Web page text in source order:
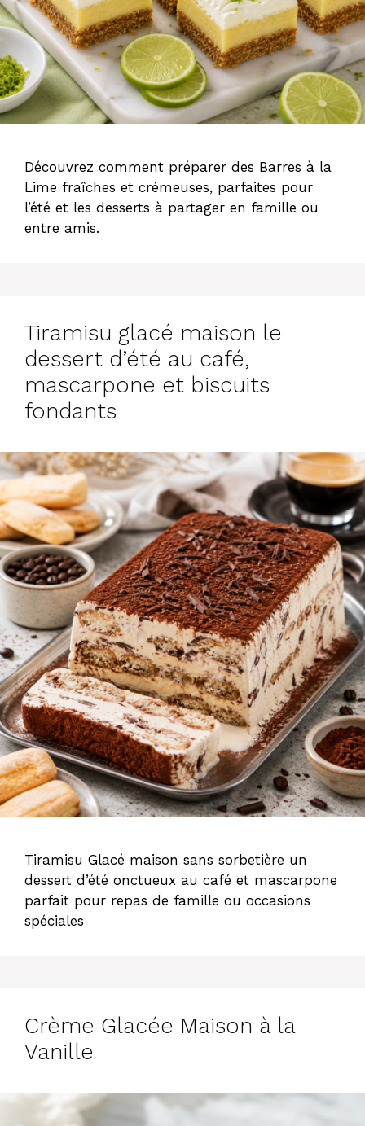
Découvrez comment préparer des Barres à la
Lime fraîches et crémeuses, parfaites pour
l’été et les desserts à partager en famille ou
entre amis.
Tiramisu glacé maison le
dessert d’été au café,
mascarpone et biscuits
fondants
Tiramisu Glacé maison sans sorbetière un
dessert d’été onctueux au café et mascarpone
parfait pour repas de famille ou occasions
spéciales
Crème Glacée Maison à la
Vanille